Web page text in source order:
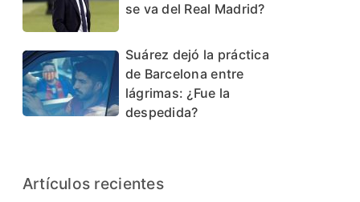
se va del Real Madrid?
Suárez dejó la práctica
de Barcelona entre
lágrimas: ¿Fue la
despedida?
Artículos recientes